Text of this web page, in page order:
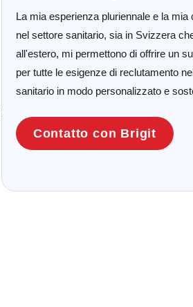
La mia esperienza pluriennale e la mia
nel settore sanitario, sia in Svizzera
all'estero, mi permettono di offrire un
per tutte le esigenze di reclutamento
sanitario in modo personalizzato e
Contatto con Brigit